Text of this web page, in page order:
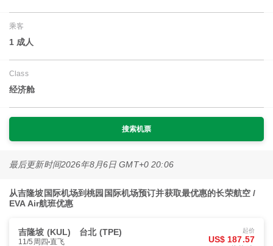
乘客
1 成人
Class
经济舱
搜索机票
最后更新时间2026年8月6日 GMT+0 20:06
从吉隆坡国际机场到桃园国际机场预订并获取最优惠的长荣航空 /
EVA Air航班优惠
吉隆坡 (KUL) 台北 (TPE)
11/5周四 直飞
起价
US$ 187.57